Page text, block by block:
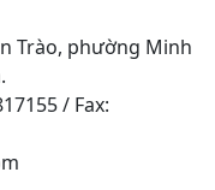
Trào, phường Minh
/ Fax: